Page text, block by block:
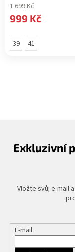
1 699 Kč
999 Kč
39 41
Exkluzivní
Vložte svůj e-mail
E-mail